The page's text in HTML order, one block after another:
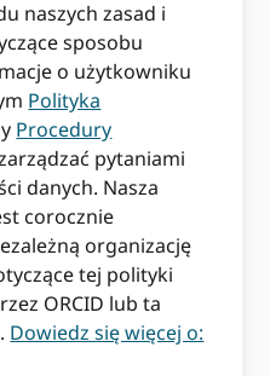
naszych zasad i
sposobu
o użytkowniku
Polityka
Procedury
pytaniami
danych. Nasza
corocznie
organizację
tej polityki
ORCID lub ta
Dowiedz się więcej o: